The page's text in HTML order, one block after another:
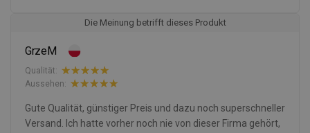
Die Meinung betrifft dieses Produkt
GrzeM
Qualität:
Aussehen:
Gute Qualität, günstiger Preis und dazu noch superschneller
Versand. Ich hatte vorher noch nie von dieser Firma gehört,